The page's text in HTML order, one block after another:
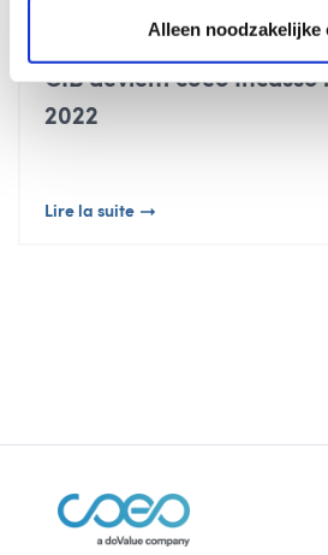
Alleen noodzakelijke
CIB devient coeo Incasso
2022
Lire la suite